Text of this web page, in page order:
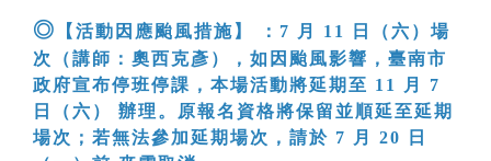
◎
【活動因應颱風措施】 ：7 月 11 日（六）場
次（講師：奧西克彥），如因颱風影響，臺南市
政府宣布停班停課，本場活動將延期至 11 月 7
日（六） 辦理。原報名資格將保留並順延至延期
場次；若無法參加延期場次，請於 7 月 20 日